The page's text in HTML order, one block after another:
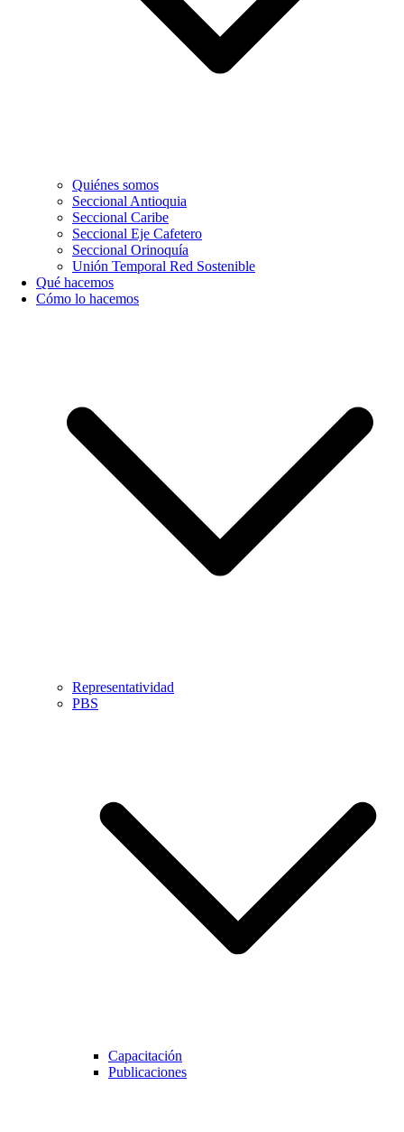
Quiénes somos
Seccional Antioquia
Seccional Caribe
Seccional Eje Cafetero
Seccional Orinoquía
Unión Temporal Red Sostenible
Qué hacemos
Cómo lo hacemos
Representatividad
PBS
Capacitación
Publicaciones